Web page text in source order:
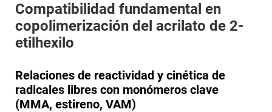
Compatibilidad fundamental en
copolimerización del acrilato de 2-
etilhexilo
Relaciones de reactividad y cinética de
radicales libres con monómeros clave
(MMA, estireno, VAM)